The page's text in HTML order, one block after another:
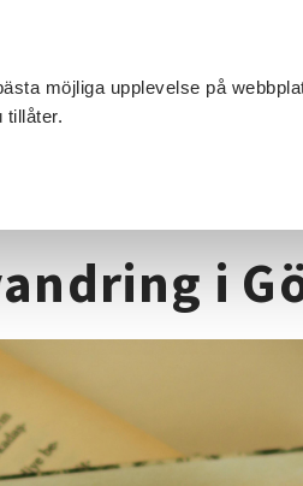
möjliga upplevelse på
tillåter.OCH EVENEMANG
i